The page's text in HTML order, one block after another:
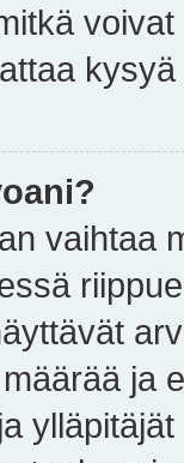
vaihtaa
ja